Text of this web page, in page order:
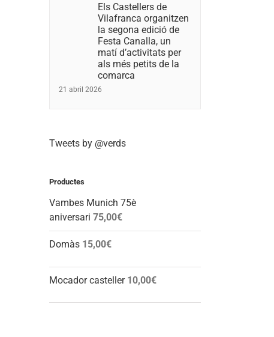
Els Castellers de
Vilafranca organitzen
la segona edició de
Festa Canalla, un
matí d’activitats per
als més petits de la
comarca
21 abril 2026
Tweets by @verds
Productes
Vambes Munich 75è
aniversari 75,00€
Domàs 15,00€
Mocador casteller 10,00€